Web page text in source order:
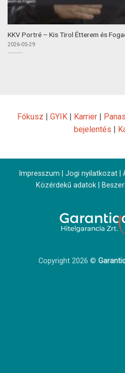
KKV Portré – Kis Tirol Étterem és
2026-05-29
Fókusz GYIK Karrier
bejelentés
Impresszum Jogi nyilatkozat|
Közérdekű adatok
Copyright 2026 ©